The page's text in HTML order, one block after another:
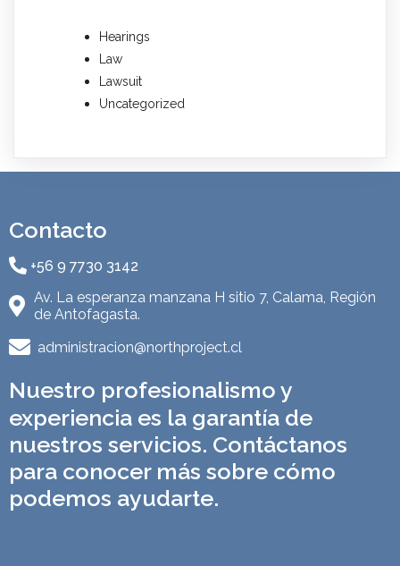
Hearings
Law
Lawsuit
Uncategorized
Contacto
+56 9 7730 3142
Av. La esperanza manzana H sitio 7, Calama, Región
de Antofagasta.
administracion@northproject.cl
Nuestro profesionalismo y
experiencia es la garantía de
nuestros servicios. Contáctanos
para conocer más sobre cómo
podemos ayudarte.